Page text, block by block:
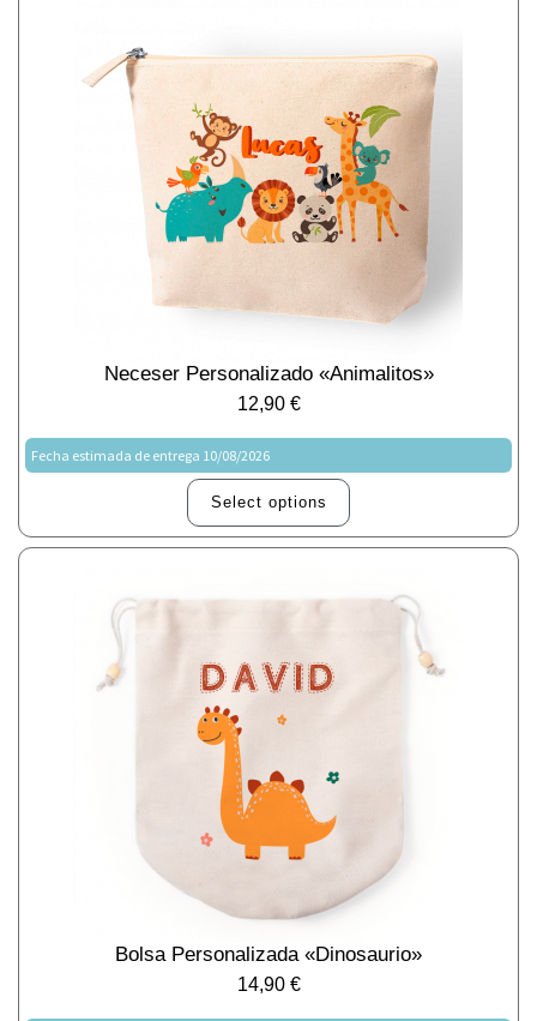
Neceser Personalizado «animalitos»
12,90 €
Fecha estimada de entrega 10/08/2026
Select options
Bolsa Personalizada «Dinosaurio»
14,90 €